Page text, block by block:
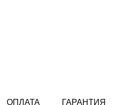
ОПЛАТА ГАРАНТИЯ